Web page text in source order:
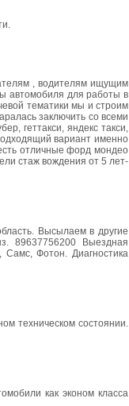
, водителям ищущим
автомобиля для работы в
тематики мы и строим
заключить со всеми
геттакси, яндекс такси,
вариант именно
отличные форд мондео
стаж вождения от 5 лет-
Высылаем в другие
89637756200 Выездная
Фотон. Диагностика
техническом состоянии.
как эконом класса